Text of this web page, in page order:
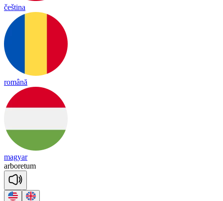
čeština
română
magyar
arboretum